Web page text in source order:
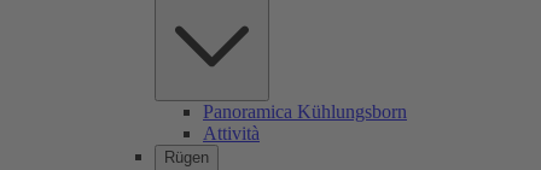
Panoramica Kühlungsborn
Attività
Rügen